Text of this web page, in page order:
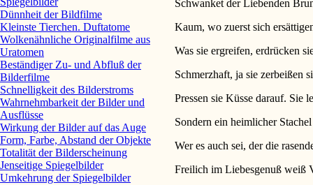
Schwanket der Liebenden
Kaum, wo zuerst sich
Was sie ergreifen, erdrücken
Schmerzhaft, ja sie zerbeißen
Pressen sie Küsse darauf. Sie
Sondern ein heimlicher
Wer es auch sei, der die
Freilich im Liebesgenuß weiß
Dünnheit der Bildfilme
Kleinste Tierchen. Duftatome
Wolkenähnliche Originalfilme aus
Uratomen
Beständiger Zu- und Abfluß der
Bilderfilme
Schnelligkeit des Bilderstroms
Wahrnehmbarkeit der Bilder und
Ausflüsse
Wirkung der Bilder auf das Auge
Form, Farbe, Abstand der Objekte
Totalität der Bilderscheinung
Jenseitige Spiegelbilder
Umkehrung der Spiegelbilder